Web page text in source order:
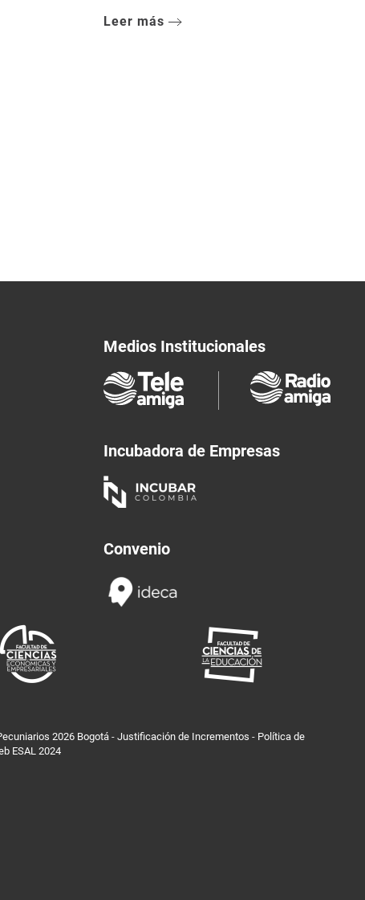
Leer más
Medios Institucionales
Incubadora de Empresas
Convenio
2026 Bogotá- Justificación de Incrementos - Política de
ESAL 2024